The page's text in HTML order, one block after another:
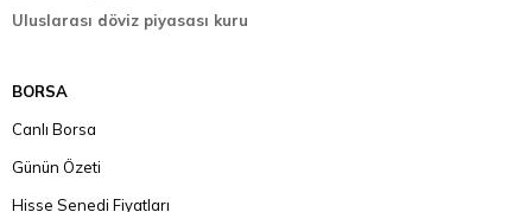
Uluslarası döviz piyasası kuru
BORSA
Canlı Borsa
Günün Özeti
Hisse Senedi Fiyatları